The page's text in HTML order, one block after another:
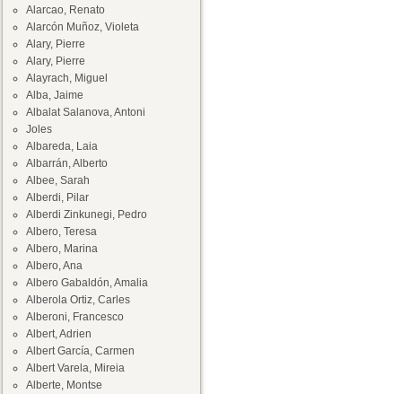
Alarcao, Renato
Alarcón Muñoz, Violeta
Alary, Pierre
Alary, Pierre
Alayrach, Miguel
Alba, Jaime
Albalat Salanova, Antoni
Joles
Albareda, Laia
Albarrán, Alberto
Albee, Sarah
Alberdi, Pilar
Alberdi Zinkunegi, Pedro
Albero, Teresa
Albero, Marina
Albero, Ana
Albero Gabaldón, Amalia
Alberola Ortiz, Carles
Alberoni, Francesco
Albert, Adrien
Albert García, Carmen
Albert Varela, Mireia
Alberte, Montse